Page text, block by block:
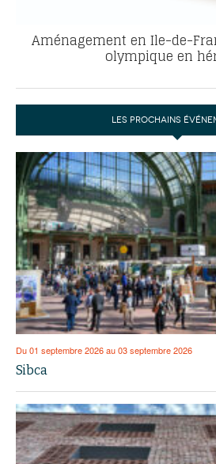
Aménagement en Ile-de-
olympique en
LES PROCHAINS
Du 01 septembre 2026 au 03 septembre 2026
Sibca